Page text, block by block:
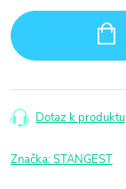
cena:
Dotaz k produktu
Značka:STANGEST